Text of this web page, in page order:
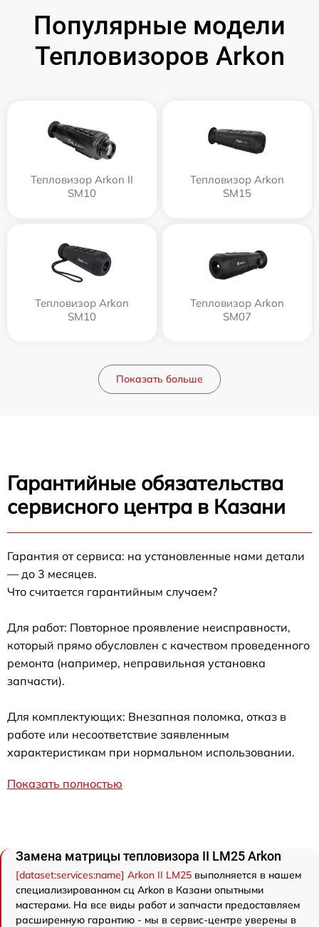
Популярные модели
Тепловизоров Arkon
Тепловизор Arkon II
SM10
Тепловизор Arkon
SM15
Тепловизор Arkon
SM10
Тепловизор Arkon
SM07
Показать больше
Гарантийные обязательства
сервисного центра в Казани
Гарантия от сервиса: на установленные нами детали
— до 3 месяцев.
Что считается гарантийным случаем?
Для работ: Повторное проявление неисправности,
который прямо обусловлен с качеством проведенного
ремонта (например, неправильная установка
запчасти).
Для комплектующих: Внезапная поломка, отказ в
работе или несоответствие заявленным
характеристикам при нормальном использовании.
Показать полностью
Замена матрицы тепловизора II LM25 Arkon
[dataset:services:name] Arkon II LM25 выполняется в нашем
специализированном сц Arkon в Казани опытными
мастерами. На все виды работ и запчасти предоставляем
расширенную гарантию - мы в сервис-центре уверены в